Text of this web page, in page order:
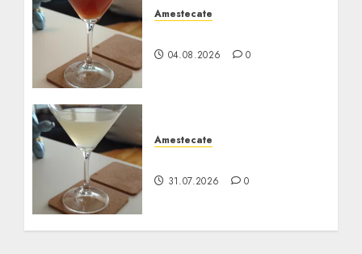
Amestecate
04.08.2026 0
Amestecate
31.07.2026 0